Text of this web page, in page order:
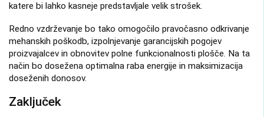
katere bi lahko kasneje predstavljale velik strošek.
Redno vzdrževanje bo tako omogočilo pravočasno odkrivanje
mehanskih poškodb, izpolnjevanje garancijskih pogojev
proizvajalcev in obnovitev polne funkcionalnosti plošče. Na ta
način bo dosežena optimalna raba energije in maksimizacija
doseženih donosov.
Zaključek